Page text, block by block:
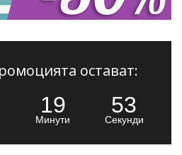
остават:
19
Минути
50
Секунди